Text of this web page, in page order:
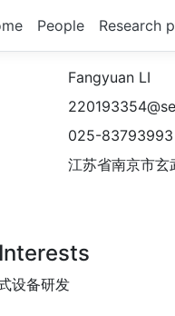
People Research
Fangyuan LI
025-83793993
江苏省南京市
设备研发